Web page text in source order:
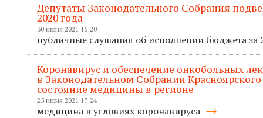
Депутаты Законодательного Собрания
2020 года
30 июня 2021 16:20
публичные слушания об исполнении бюджета за
Коронавирус и обеспечение онкобольных
в Законодательном Собрании
состояние медицины в регионе
25 июня 2021 17:24
медицина в условиях коронавируса